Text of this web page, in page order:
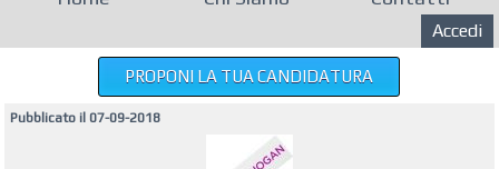
Accedi
Pubblicato il 07-09-2018
PROPONI LA TUA CANDIDATURA